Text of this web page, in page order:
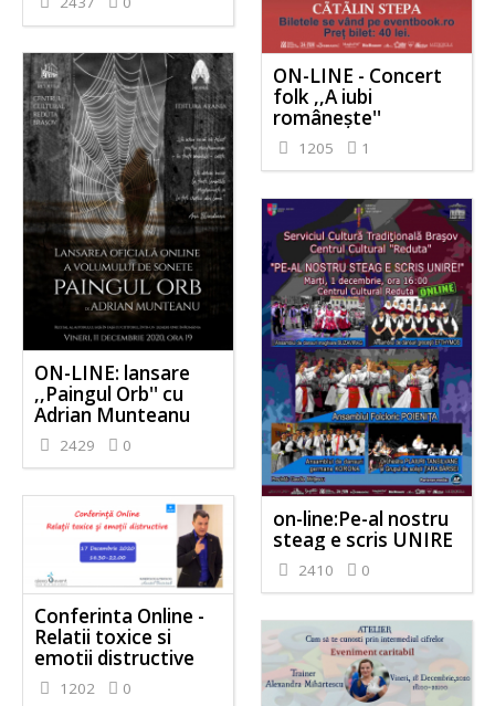
ON-LINE - Concert
folk ,,A iubi
românește''
1205 1
ON-LINE: lansare
,,Paingul Orb'' cu
Adrian Munteanu
2429 0
on-line:Pe-al nostru
steag e scris UNIRE
2410 0
Conferinta Online -
Relatii toxice si
emotii distructive
1202 0